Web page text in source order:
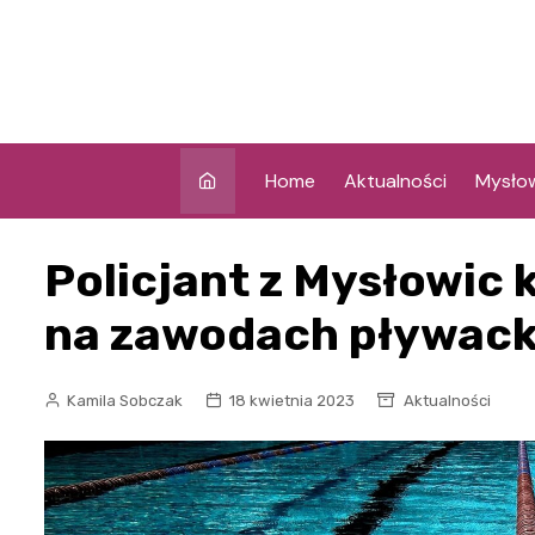
Home Aktualności
Policjant z Mysłowic
na zawodach
Kamila Sobczak 18 kwietnia 2023 Aktualności